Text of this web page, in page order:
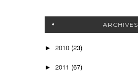
ARCHIVES
► 2010 (23)
► 2011 (67)